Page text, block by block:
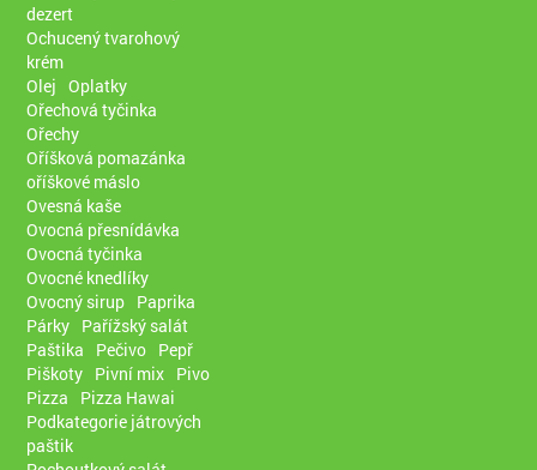
dezert
Ochucený tvarohový
krém
Olej Oplatky
Ořechová tyčinka
Ořechy
Oříšková pomazánka
oříškové máslo
Ovesná kaše
Ovocná přesnídávka
Ovocná tyčinka
Ovocné knedlíky
Ovocný sirup Paprika
Párky Pařížský salát
Paštika
Pečivo Pepř
Piškoty Pivní mix Pivo
Pizza
Pizza Hawai
Podkategorie játrových
paštik